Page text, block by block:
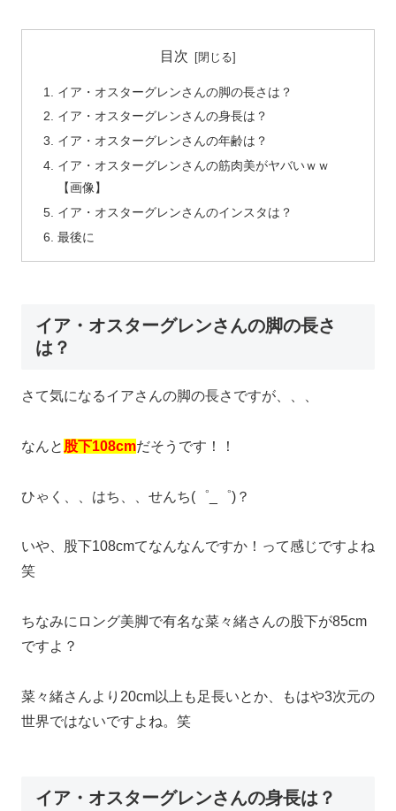
目次
イア・オスターグレンさんの脚の長さは？
イア・オスターグレンさんの身長は？
イア・オスターグレンさんの年齢は？
イア・オスターグレンさんの筋肉美がヤバいｗｗ
【画像】
イア・オスターグレンさんのインスタは？
最後に
イア・オスターグレンさんの脚の長さ
は？
さて気になるイアさんの脚の長さですが、、、
なんと 股下108cmだそうです！！
ひゃく、、はち、、せんち(゜_゜)？
いや、股下108cmてなんなんですか！って感じですよね
笑
ちなみにロング美脚で有名な菜々緒さんの股下が85cm
ですよ？
菜々緒さんより20cm以上も足長いとか、もはや3次元の
世界ではないですよね。笑
イア・オスターグレンさんの身長は？